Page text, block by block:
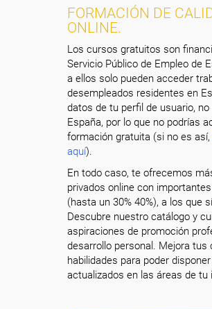
FORMACIÓN DE
ONLINE.
Los cursos gratuitos son
Servicio Público de Empleo de
a ellos solo pueden acceder
desempleados residentes en
datos de tu perfil de usuario,
España, por lo que no podrías
formación gratuita (si no es
aquí).
En todo caso, te ofrecemos
privados online con
(hasta un 30% 40%), a los que
Descubre nuestro catálogo y
aspiraciones de promoción
desarrollo personal. Mejora tus
habilidades para poder
actualizados en las áreas de tu